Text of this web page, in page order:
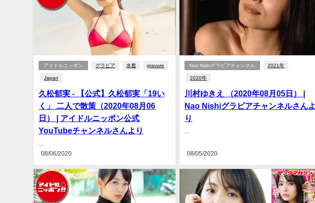
アイドルニッポン グラビア 水着 gravure
Japan
久松郁実 - 【公式】久松郁実「19い
く」 二人で散策（2020年08月06
日） | アイドルニッポン公式
YouTubeチャンネルさんより
08/06/2020
Nao Nishiグラビアチャンネル 2021年
2020年
川村ゆきえ （2020年08月05日） |
Nao Nishiグラビアチャンネルさんよ
り
08/05/2020